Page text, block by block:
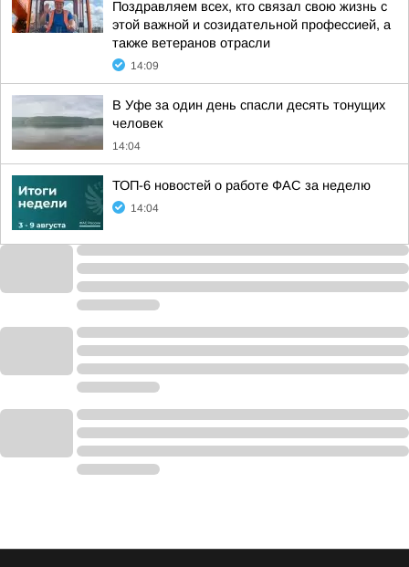
Поздравляем всех, кто связал свою жизнь с
этой важной и созидательной профессией, а
также ветеранов отрасли
14:09
В Уфе за один день спасли десять тонущих
человек
14:04
ТОП-6 новостей о работе ФАС за неделю
14:04